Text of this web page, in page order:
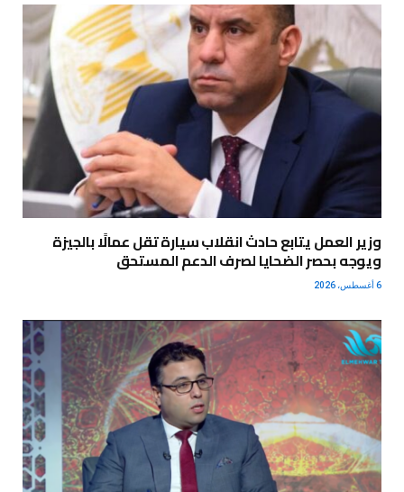
وزير العمل يتابع حادث انقلاب سيارة تقل عمالًا بالجيزة
ويوجه بحصر الضحايا لصرف الدعم المستحق
6 أغسطس، 2026